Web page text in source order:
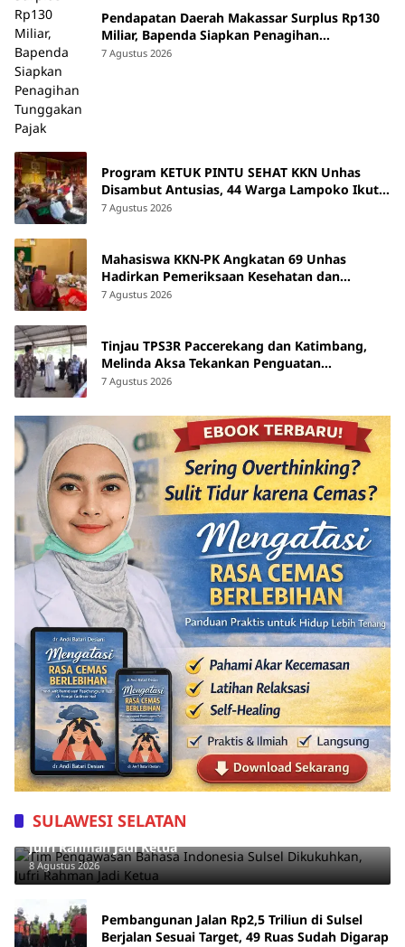
Pendapatan Daerah Makassar Surplus Rp130
Miliar, Bapenda Siapkan Penagihan
Tunggakan Pajak
7 Agustus 2026
Program KETUK PINTU SEHAT KKN Unhas
Disambut Antusias, 44 Warga Lampoko Ikut
Skrining Hipertensi
7 Agustus 2026
Mahasiswa KKN-PK Angkatan 69 Unhas
Hadirkan Pemeriksaan Kesehatan dan
Edukasi bagi Lansia di Barru
7 Agustus 2026
Tinjau TPS3R Paccerekang dan Katimbang,
Melinda Aksa Tekankan Penguatan
Pengelolaan Sampah dari Sumber
7 Agustus 2026
SULAWESI SELATAN
Tim Pengawasan Bahasa Indonesia Sulsel Dikukuhkan,
Jufri Rahman Jadi Ketua
8 Agustus 2026
Pembangunan Jalan Rp2,5 Triliun di Sulsel
Berjalan Sesuai Target, 49 Ruas Sudah Digarap